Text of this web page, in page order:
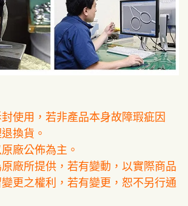
使用，若非產品本身故障瑕疵因
換貨。
廠公佈為主。
廠所提供，若有變動，以實際商品
更之權利，若有變更，恕不另行通